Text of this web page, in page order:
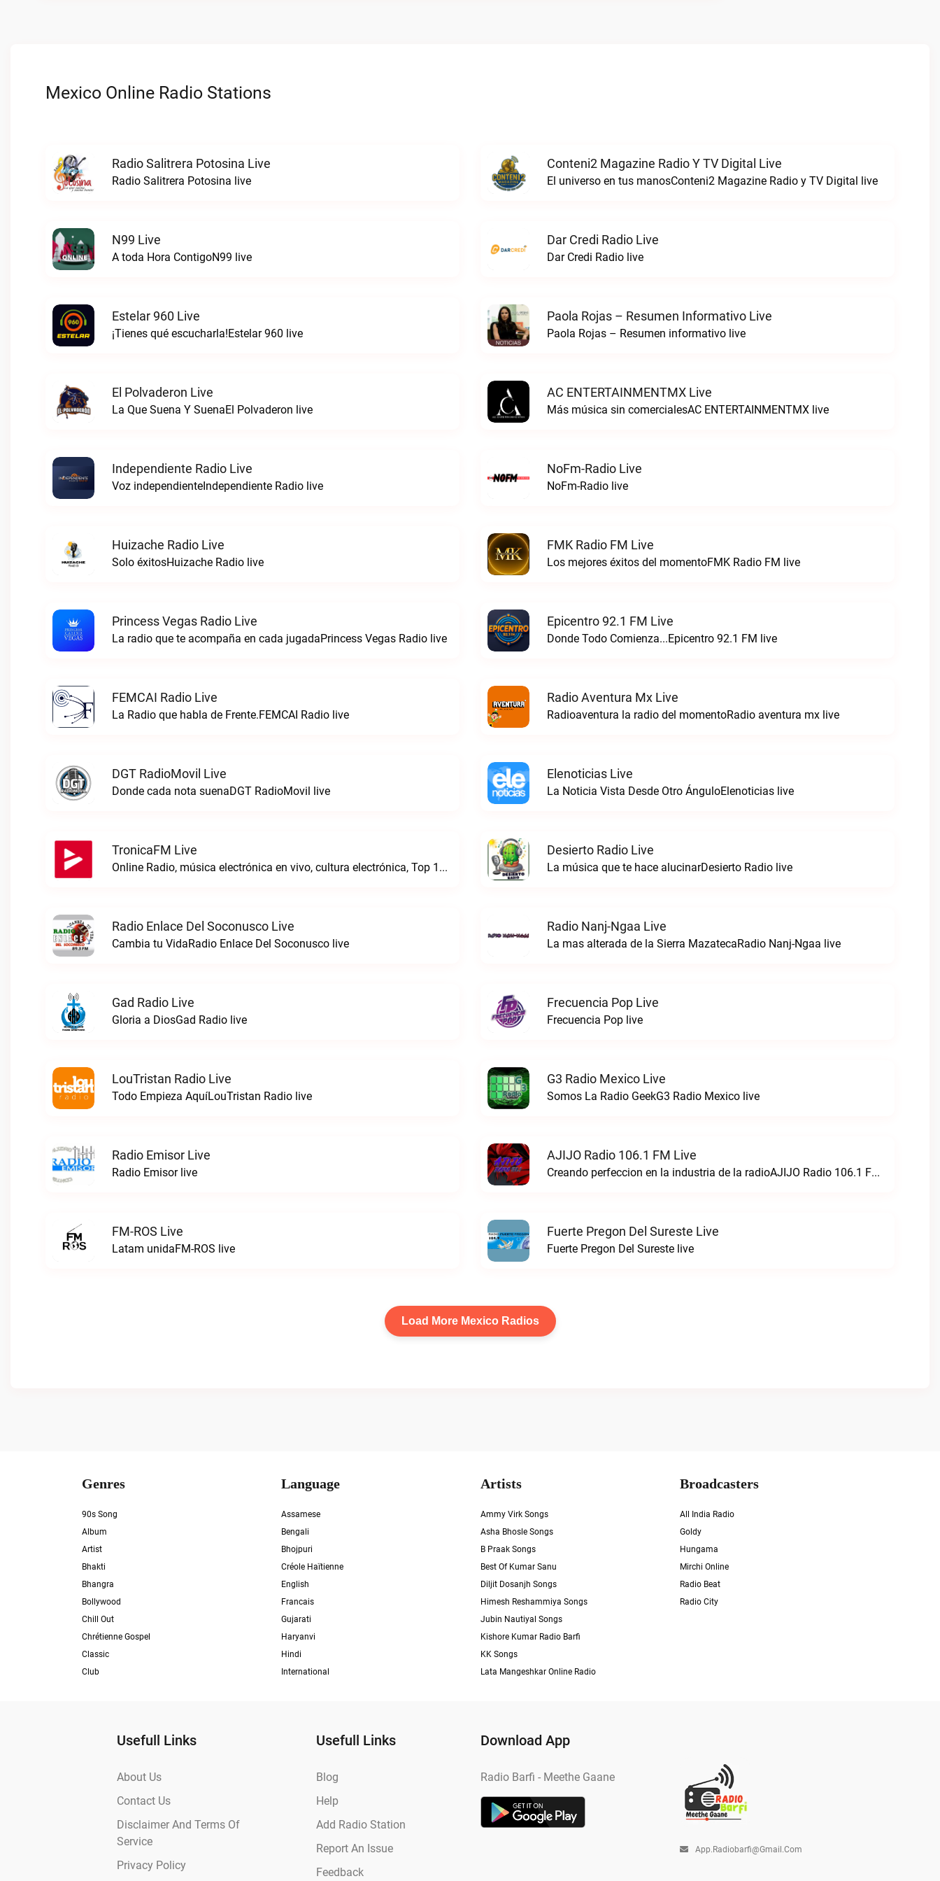
Mexico Online Radio Stations
Radio Salitrera Potosina Live
Radio Salitrera Potosina live
Conteni2 Magazine Radio Y TV Digital Live
El universo en tus manosConteni2 Magazine Radio y TV Digital live
N99 Live
A toda Hora ContigoN99 live
Dar Credi Radio Live
Dar Credi Radio live
Estelar 960 Live
¡Tienes qué escucharla!Estelar 960 live
Paola Rojas – Resumen Informativo Live
Paola Rojas – Resumen informativo live
El Polvaderon Live
La Que Suena Y SuenaEl Polvaderon live
AC ENTERTAINMENTMX Live
Más música sin comercialesAC ENTERTAINMENTMX live
Independiente Radio Live
Voz independienteIndependiente Radio live
NoFm-Radio Live
NoFm-Radio live
Huizache Radio Live
Solo éxitosHuizache Radio live
FMK Radio FM Live
Los mejores éxitos del momentoFMK Radio FM live
Princess Vegas Radio Live
La radio que te acompaña en cada jugadaPrincess Vegas Radio live
Epicentro 92.1 FM Live
Donde Todo Comienza...Epicentro 92.1 FM live
FEMCAI Radio Live
La Radio que habla de Frente.FEMCAI Radio live
Radio Aventura Mx Live
Radioaventura la radio del momentoRadio aventura mx live
DGT RadioMovil Live
Donde cada nota suenaDGT RadioMovil live
Elenoticias Live
La Noticia Vista Desde Otro ÁnguloElenoticias live
TronicaFM Live
Online Radio, música electrónica en vivo, cultura electrónica, Top 10 semanal, videos, descargasTronicaFM live
Desierto Radio Live
La música que te hace alucinarDesierto Radio live
Radio Enlace Del Soconusco Live
Cambia tu VidaRadio Enlace Del Soconusco live
Radio Nanj-Ngaa Live
La mas alterada de la Sierra MazatecaRadio Nanj-Ngaa live
Gad Radio Live
Gloria a DiosGad Radio live
Frecuencia Pop Live
Frecuencia Pop live
LouTristan Radio Live
Todo Empieza AquíLouTristan Radio live
G3 Radio Mexico Live
Somos La Radio GeekG3 Radio Mexico live
Radio Emisor Live
Radio Emisor live
AJIJO Radio 106.1 FM Live
Creando perfeccion en la industria de la radioAJIJO Radio 106.1 FM live
FM-ROS Live
Latam unidaFM-ROS live
Fuerte Pregon Del Sureste Live
Fuerte Pregon Del Sureste live
Load More Mexico Radios
Genres
90s Song
Album
Artist
Bhakti
Bhangra
Bollywood
Chill Out
Chrétienne Gospel
Classic
Club
Language
Assamese
Bengali
Bhojpuri
Créole Haïtienne
English
Francais
Gujarati
Haryanvi
Hindi
International
Artists
Ammy Virk Songs
Asha Bhosle Songs
B Praak Songs
Best Of Kumar Sanu
Diljit Dosanjh Songs
Himesh Reshammiya Songs
Jubin Nautiyal Songs
Kishore Kumar Radio Barfi
KK Songs
Lata Mangeshkar Online Radio
Broadcasters
All India Radio
Goldy
Hungama
Mirchi Online
Radio Beat
Radio City
Usefull Links
About Us
Contact Us
Disclaimer And Terms Of
Service
Privacy Policy
Usefull Links
Blog
Help
Add Radio Station
Report An Issue
Feedback
Download App
Radio Barfi - Meethe Gaane
App.radiobarfi@gmail.com